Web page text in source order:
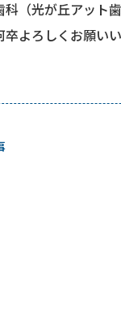
（光が丘アット
よろしくお願いい